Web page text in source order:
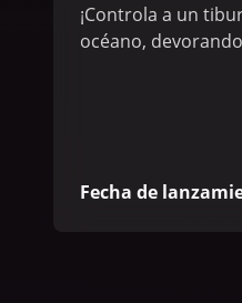
¡Controla a un
océano,
Fecha de